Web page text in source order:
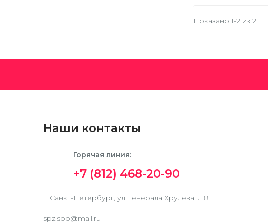
Показано 1-2 из 2
Наши контакты
Горячая линия:
+7 (812) 468-20-90
г. Санкт-Петербург, ул. Генерала Хрулева, д.8
spz.spb@mail.ru